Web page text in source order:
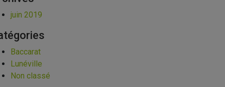
juin 2019
Baccarat
Lunéville
Non classé